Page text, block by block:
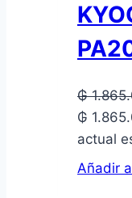
₲
₲
actual
Añadir